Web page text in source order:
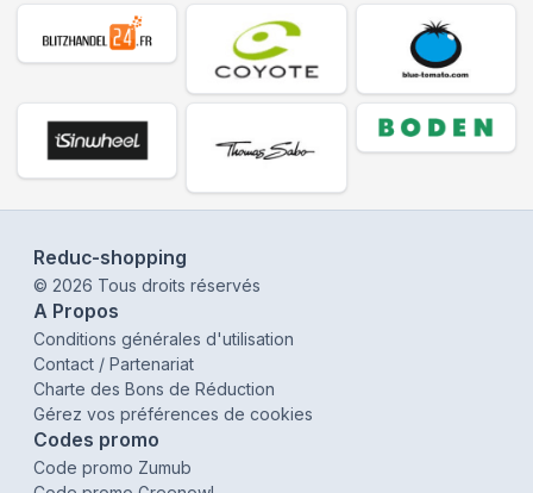
Reduc-shopping
© 2026 Tous droits réservés
A Propos
Conditions générales d'utilisation
Contact / Partenariat
Charte des Bons de Réduction
Gérez vos préférences de cookies
Codes promo
Code promo Zumub